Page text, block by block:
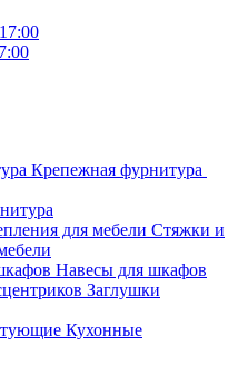
Крепежная фурнитура
Стяжки и
Навесы для шкафов
Заглушки
Кухонные